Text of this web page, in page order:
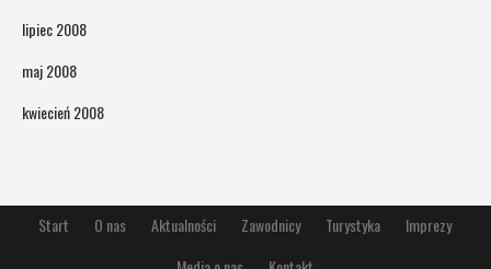
lipiec 2008
maj 2008
kwiecień 2008
Start O nas Aktualności Zawodnicy Turystyka
Imprezy